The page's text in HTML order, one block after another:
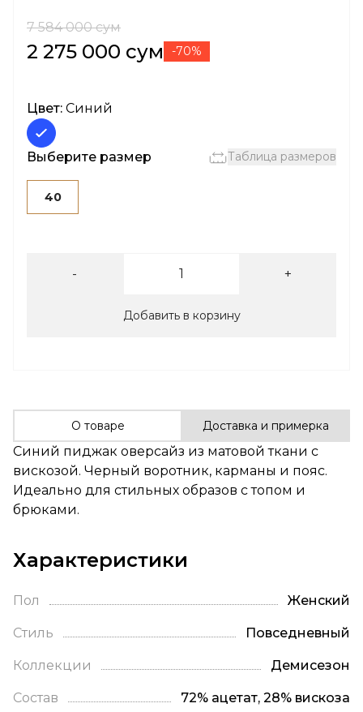
7 584 000 сум
2 275 000 сум -70%
Цвет: Синий
Выберите размер Таблица размеров
40
- +
Добавить в корзину
О товаре Доставка и примерка
Синий пиджак оверсайз из матовой ткани с
вискозой. Черный воротник, карманы и пояс.
Идеально для стильных образов с топом и
брюками.
Характеристики
Пол Женский
Стиль Повседневный
Коллекции Демисезон
Состав 72% ацетат, 28% вискоза